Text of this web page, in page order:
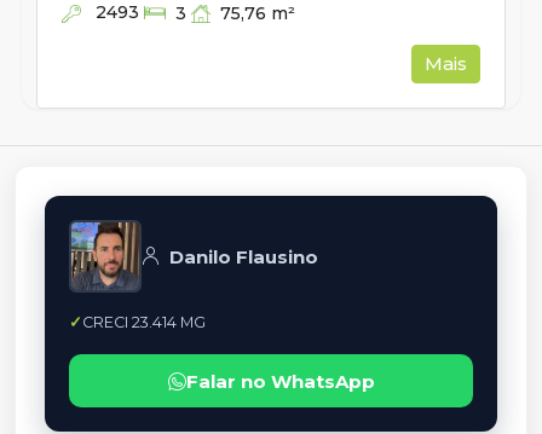
2493 3 75,76 m²
Mais
Danilo Flausino
CRECI 23.414 MG
Falar no WhatsApp